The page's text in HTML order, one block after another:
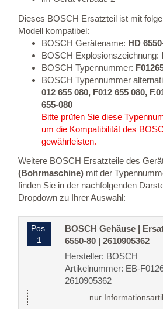
Dieses BOSCH Ersatzteil ist mit
Modell kompatibel:
BOSCH Gerätename: HD
BOSCH Explosionszeichnung:
BOSCH Typennummer:
BOSCH Typennummer
012 655 080, F012 655 080,
655-080
Bitte prüfen Sie diese
um die Kompatibilität des
gewährleisten.
Weitere BOSCH Ersatzteile des
(Bohrmaschine) mit der
finden Sie in der nachfolgenden
Dropdown zu Ihrer Auswahl:
Pos.
1
BOSCH Gehäuse |
6550-80 | 2610905362
Hersteller: BOSCH
Artikelnummer: EB-
2610905362
nur